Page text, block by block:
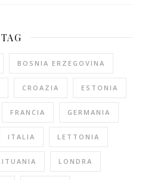
TAG
BOSNIA ERZEGOVINA
CROAZIA ESTONIA
FRANCIA GERMANIA
ITALIA LETTONIA
LONDRA